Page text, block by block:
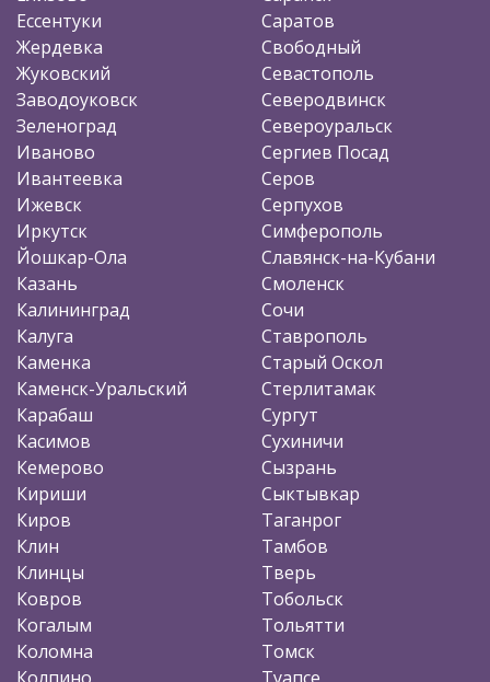
Ессентуки
Жердевка
Жуковский
Заводоуковск
Зеленоград
Иваново
Ивантеевка
Ижевск
Иркутск
Йошкар-Ола
Казань
Калининград
Калуга
Каменка
Каменск-Уральский
Карабаш
Касимов
Кемерово
Кириши
Киров
Клин
Клинцы
Ковров
Когалым
Коломна
Колпино
Саратов
Свободный
Севастополь
Северодвинск
Североуральск
Сергиев Посад
Серов
Серпухов
Симферополь
Славянск-на-Кубани
Смоленск
Сочи
Ставрополь
Старый Оскол
Стерлитамак
Сургут
Сухиничи
Сызрань
Сыктывкар
Таганрог
Тамбов
Тверь
Тобольск
Тольятти
Томск
Туапсе